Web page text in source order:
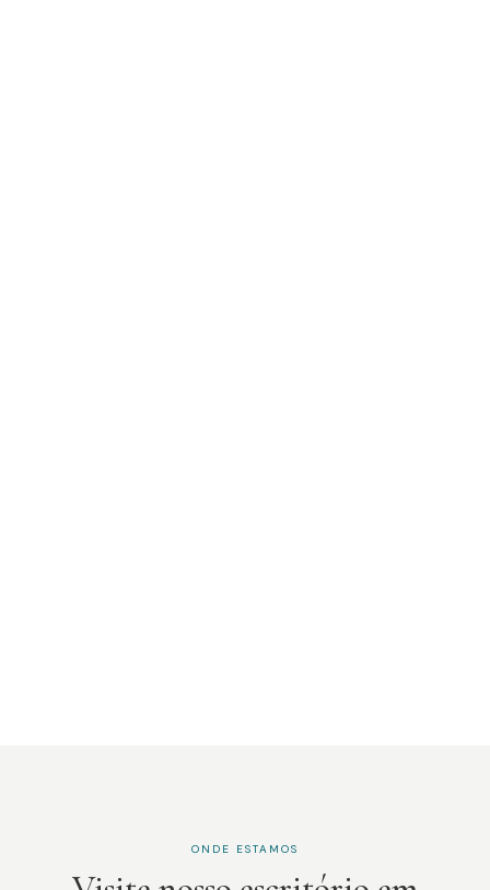
ONDE ESTAMOS